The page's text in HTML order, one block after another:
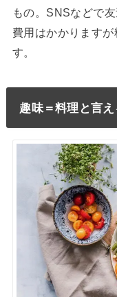
もの。SNSなどで
費用はかかります
す。
趣味＝料理と言え